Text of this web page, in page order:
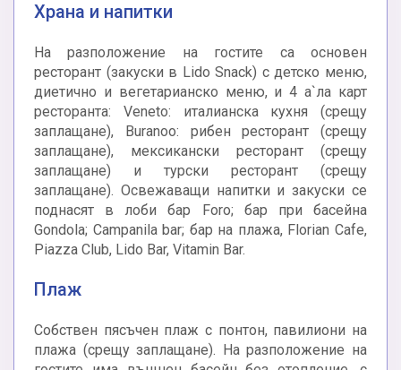
Храна и напитки
На разположение на гостите са основен
ресторант (закуски в Lido Snack) с детско меню,
диетично и вегетарианско меню, и 4 а`ла карт
ресторанта: Veneto: италианска кухня (срещу
заплащане), Buranoо: рибен ресторант (срещу
заплащане), мексикански ресторант (срещу
заплащане) и турски ресторант (срещу
заплащане). Освежаващи напитки и закуски се
поднасят в лоби бар Foro; бар при басейна
Gondola; Campanila bar; бар на плажа, Florian Cafe,
Piazza Club, Lido Bar, Vitamin Bar.
Плаж
Собствен пясъчен плаж с понтон, павилиони на
плажа (срещу заплащане). На разположение на